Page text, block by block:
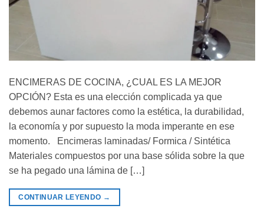
ENCIMERAS DE COCINA, ¿CUAL ES LA MEJOR
OPCIÓN? Esta es una elección complicada ya que
debemos aunar factores como la estética, la durabilidad,
la economía y por supuesto la moda imperante en ese
momento. Encimeras laminadas/ Formica / Sintética
Materiales compuestos por una base sólida sobre la que
se ha pegado una lámina de […]
CONTINUAR LEYENDO →